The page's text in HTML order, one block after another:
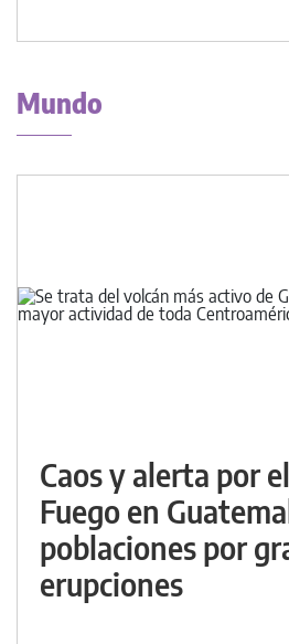
Mundo
Caos y alerta por
Fuego en
poblaciones por
erupciones